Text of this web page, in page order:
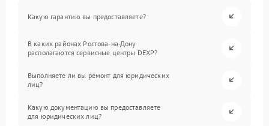
Какую гарантию вы предоставляете?
В каких районах Ростова-на-Дону
располагаются сервисные центры DEXP?
Выполняете ли вы ремонт для юридических
лиц?
Какую документацию вы предоставляете
для юридических лиц?